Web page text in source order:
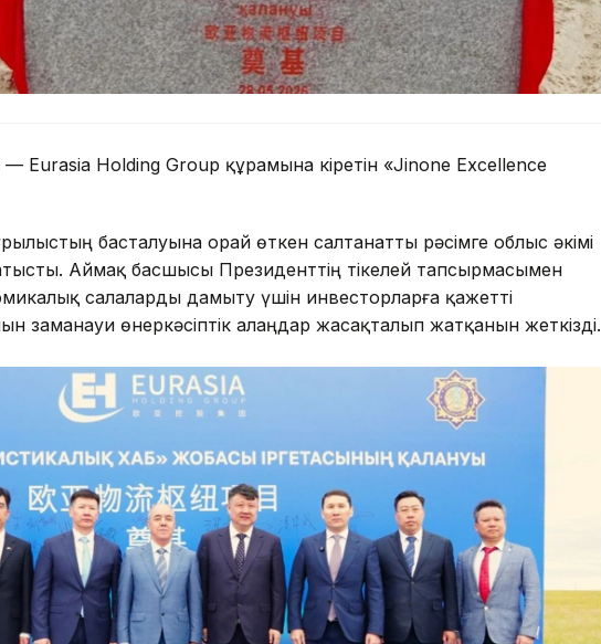
Holding Group құрамына кіретін «Jinone Excellence
басталуына орай өткен салтанатты рәсімге облыс әкімі
Аймақ басшысы Президенттің тікелей тапсырмасымен
салаларды дамыту үшін инвесторларға қажетті
заманауи өнеркәсіптік алаңдар жасақталып жатқанын жеткізді.